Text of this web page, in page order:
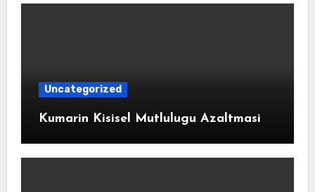
Uncategorized
Kumarin Kisisel Mutlulugu Azaltmasi